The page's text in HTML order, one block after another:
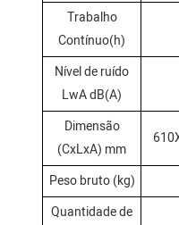
Trabalho
Contínuo(h)
Nível de ruído
LwA dB(A)
Dimensão
(CxLxA) mm
Peso bruto (kg)
Quantidade de